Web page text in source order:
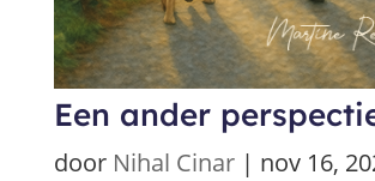
Een ander
door Nihal Cinar| nov 16,